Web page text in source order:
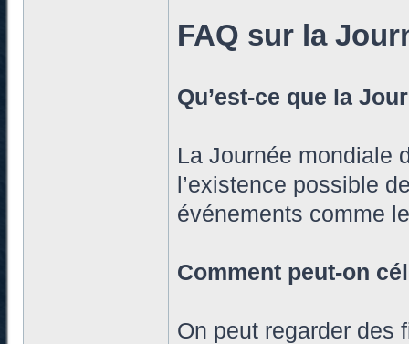
FAQ sur la
Qu’est-ce que la
La Journée mondiale
l’existence possible
événements comme
Comment peut-on
On peut regarder des